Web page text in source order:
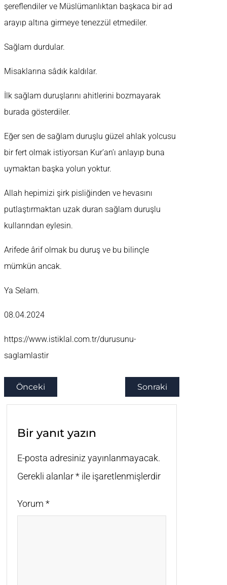
şereflendiler ve Müslümanlıktan başkaca bir ad
arayıp altına girmeye tenezzül etmediler.
Sağlam durdular.
Misaklarına sâdık kaldılar.
İlk sağlam duruşlarını ahitlerini bozmayarak
burada gösterdiler.
Eğer sen de sağlam duruşlu güzel ahlak yolcusu
bir fert olmak istiyorsan Kur’an’ı anlayıp buna
uymaktan başka yolun yoktur.
Allah hepimizi şirk pisliğinden ve hevasını
putlaştırmaktan uzak duran sağlam duruşlu
kullarından eylesin.
Arifede ârif olmak bu duruş ve bu bilinçle
mümkün ancak.
Ya Selam.
08.04.2024
https://www.istiklal.com.tr/durusunu-
saglamlastir
Önceki Sonraki
Bir yanıt yazın
E-posta adresiniz yayınlanmayacak.
Gerekli alanlar* ile işaretlenmişlerdir
Yorum *